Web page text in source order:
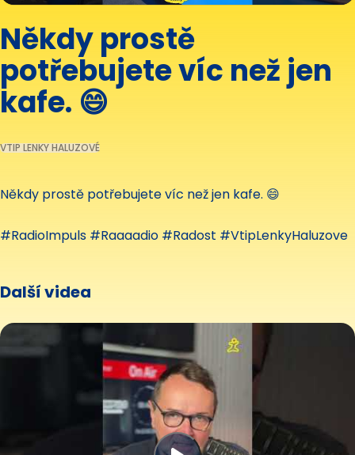
Někdy prostě
potřebujete víc než jen
kafe. 😄
VTIP LENKY HALUZOVÉ
Někdy prostě potřebujete víc než jen kafe. 😄
#RadioImpuls #Raaaadio #Radost #VtipLenkyHaluzove
Další videa